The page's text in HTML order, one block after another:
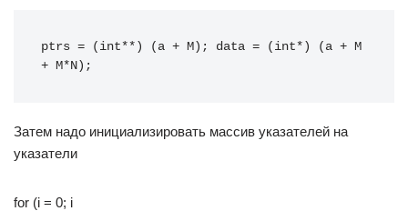
ptrs = (int**) (a + M); data = (int*) (a + M
+ M*N);
Затем надо инициализировать массив указателей на
указатели
for (i = 0; i